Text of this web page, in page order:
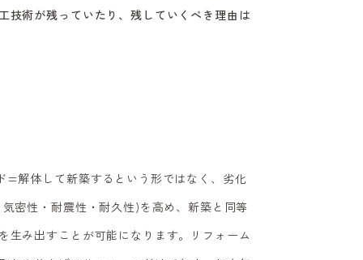
技術が残っていたり、残していくべき理由は
=解体して新築するという形ではなく、劣化
密性・耐震性・耐久性)を高め、新築と同等
生み出すことが可能になります。リフォーム